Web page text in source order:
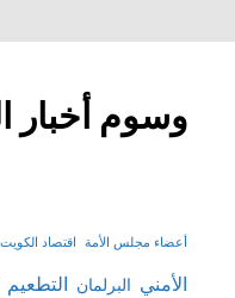
وسوم أخبار
أعضاء مجلس الأمة اقتصاد الكويت
الأمني البرلمان التطعيم